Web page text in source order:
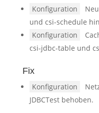
Konfiguration
und csi-schedule
Konfiguration
csi-jdbc-table und
Fix
Konfiguration
JDBCTest behoben.